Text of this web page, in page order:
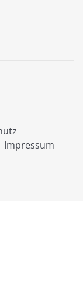
Impressum